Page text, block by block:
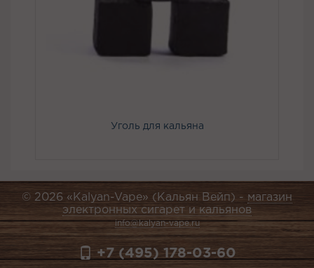
Уголь для кальяна
© 2026 «Kalyan-Vape» (Кальян Вейп) - магазин
электронных сигарет и кальянов
info@kalyan-vape.ru
+7 (495) 178-03-60